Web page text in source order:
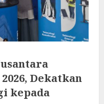
Dekatkan
kepada